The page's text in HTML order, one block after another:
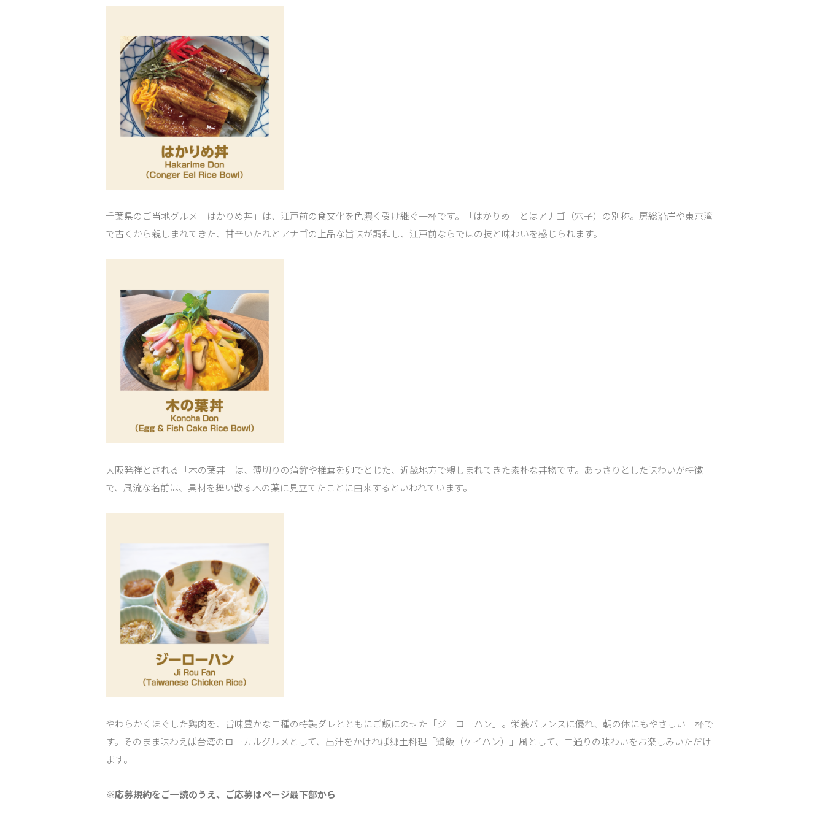
千葉県のご当地グルメ「はかりめ丼」は、江戸前の食文化を色濃く受け継ぐ一杯です。「はかりめ」とはアナゴ（穴子）の別称。房総沿岸や東京湾
で古くから親しまれてきた、甘辛いたれとアナゴの上品な旨味が調和し、江戸前ならではの技と味わいを感じられます。
大阪発祥とされる「木の葉丼」は、薄切りの蒲鉾や椎茸を卵でとじた、近畿地方で親しまれてきた素朴な丼物です。あっさりとした味わいが特徴
で、風流な名前は、具材を舞い散る木の葉に見立てたことに由来するといわれています。
やわらかくほぐした鶏肉を、旨味豊かな二種の特製ダレとともにご飯にのせた「ジーローハン」。栄養バランスに優れ、朝の体にもやさしい一杯で
す。そのまま味わえば台湾のローカルグルメとして、出汁をかければ郷土料理「鶏飯（ケイハン）」風として、二通りの味わいをお楽しみいただけ
ます。
※応募規約をご一読のうえ、ご応募はページ最下部から